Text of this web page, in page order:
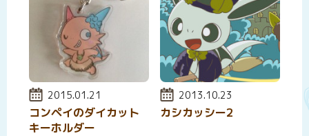
投稿日:
2015.01.21
コンペイのダイカット
キーホルダー
投稿日:
2013.10.23
カシカッシー2